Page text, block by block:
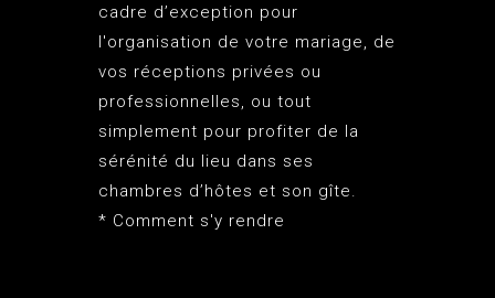
cadre d’exception pour
l'organisation de votre mariage, de
vos réceptions privées ou
professionnelles, ou tout
simplement pour profiter de la
sérénité du lieu dans ses
chambres d’hôtes et son gîte.
* Comment s'y rendre